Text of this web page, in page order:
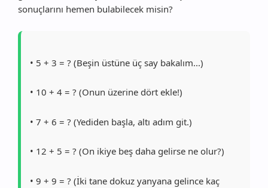
sonuçlarını hemen bulabilecek misin?
• 5 + 3 = ? (Beşin üstüne üç say bakalım...)
• 10 + 4 = ? (Onun üzerine dört ekle!)
• 7 + 6 = ? (Yediden başla, altı adım git.)
• 12 + 5 = ? (On ikiye beş daha gelirse ne olur?)
• 9 + 9 = ? (İki tane dokuz yanyana gelince kaç